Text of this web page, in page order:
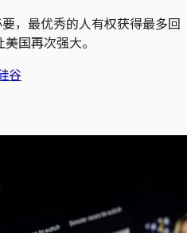
，最优秀的人有权获得最多回
国再次强大。
谷